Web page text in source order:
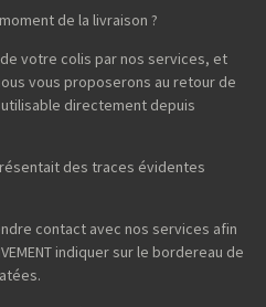
de la livraison ?
votre colis par nos services, et
vous proposerons au retour de
directement depuis
des traces évidentes
contact avec nos services afin
indiquer sur le bordereau de